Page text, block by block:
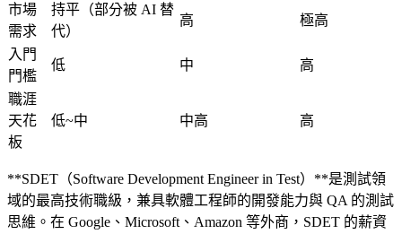
市場
需求
持平（部分被 AI 替
代）
高 極高
入門
門檻
低 中 高
職涯
天花
板
低~中 中高 高
**SDET（Software Development Engineer in Test）**是測試領
域的最高技術職級，兼具軟體工程師的開發能力與 QA 的測試
思維。在 Google、Microsoft、Amazon 等外商，SDET 的薪資